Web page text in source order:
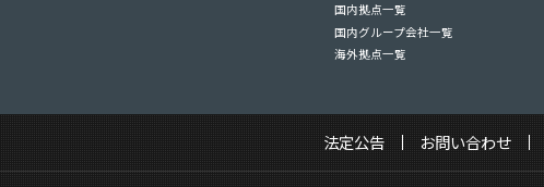
国内拠点一覧
国内グループ会社一覧
海外拠点一覧
法定公告 お問い合わせ